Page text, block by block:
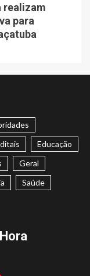
realizam
para
Educação
Geral
Saúde